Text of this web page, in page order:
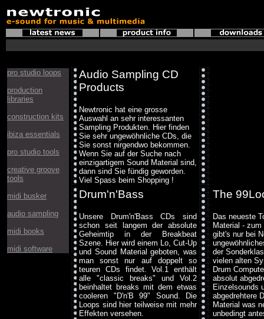
pro studio loops
production
libraries
construction kits
ibiza essentials
pro studio tools
creative groove
tools
midi busker
audio sampling
midi books
midi software
Audio Sampling CD
Products
Newtronic hat eine grosse
Auswahl an sehr interessanten
Sampling Produkten. Hier finden
Sie sehr ungewöhnliche CDs, die
Sie sonst nirgendwo bekommen.
Wenn Sie auf der Suche nach
einzigartigem Sound Material sind,
dann sind Sie fündig geworden.
Viel Spass beim Shopping !
Drum'n'Bass
Unsere Drum'n'Bass CDs sind
schon seit langem der absolute
Geheimtip in der Breakbeat
Szene. Hier wird einem Lo, Cut-Up
und Sound Material geboten, was
man sonst nur auf doppelt so
teuren CDs findet. Vol.1 enthält
alle "classic breaks" und Vol.2
beinhaltet breaks mit dem etwas
cooleren "D'n'B 99" Sound. Die
Loops sind hier teilweise mit mehr
Effekten versehen.
The
Das neueste
Material - zum
gibt's nur bei
der
vielen alten
Drum
absolut
Einzelsounds
abgedrehtere
Material was
unbedingt